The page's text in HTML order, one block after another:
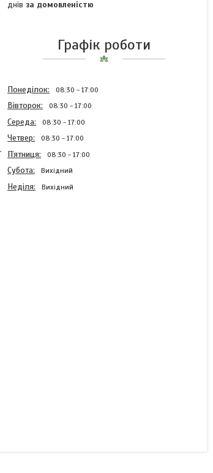
днів за домовленістю
Графік роботи
Понеділок 08:30 17:00
Вівторок 08:30 17:00
Середа 08:30 17:00
Четвер 08:30 17:00
Пʼятниця 08:30 17:00
Субота Вихідний
Неділя Вихідний